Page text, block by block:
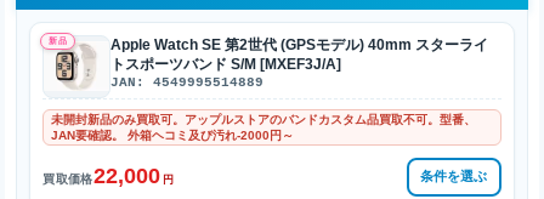
新品
Apple Watch SE 第2世代 (GPSモデル) 40mm スターライ
トスポーツバンド S/M [MXEF3J/A]
JAN: 4549995514889
未開封新品のみ買取可。アップルストアのバンドカスタム品買取不可。型番、
JAN要確認。 外箱ヘコミ及び汚れ-2000円～
買取価格22,000 円 条件を選ぶ